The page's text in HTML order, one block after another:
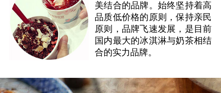
美结合的品牌。始终坚持着高
品质低价格的原则，保持亲民
原则，品牌飞速发展，是目前
国内最大的冰淇淋与奶茶相结
合的实力品牌。